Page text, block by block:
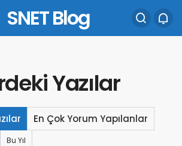
SNET Blog
Yazılar
En Çok Yorum Yapılanlar
Bu Yıl